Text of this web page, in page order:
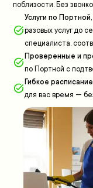
поблизости. Без
Услуги по
разовых услуг до
специалиста,
Проверенные и
по Портной с
Гибкое расписание
для вас время —